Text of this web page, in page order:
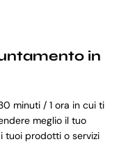
in
minuti / 1 ora in cui ti
meglio il tuo
tuoi prodotti o servizi